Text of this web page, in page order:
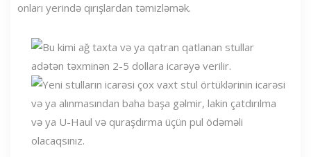
onları yerində qırışlardan təmizləmək.